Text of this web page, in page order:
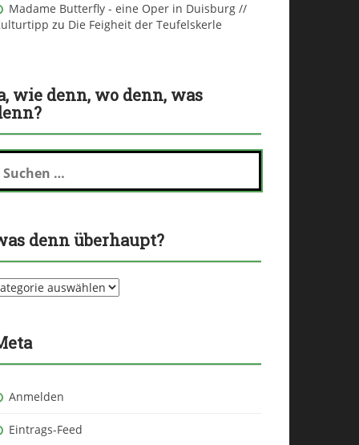
Madame Butterfly - eine Oper in Duisburg //
zu Die Feigheit der Teufelskerle
wie denn, wo denn, was
denn überhaupt?
Anmelden
Eintrags-Feed